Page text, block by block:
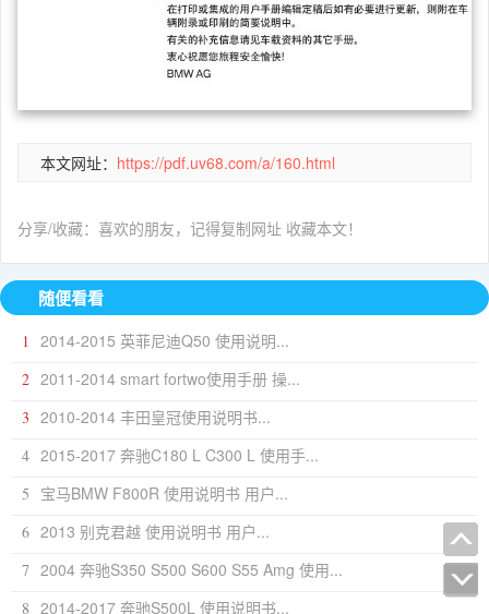
本文网址： https://pdf.uv68.com/a/160.html
分享/收藏：喜欢的朋友，记得复制网址 收藏本文！
随便看看
1 2014-2015 英菲尼迪Q50 使用说明...
2 2011-2014 smart fortwo使用手册 操...
3 2010-2014 丰田皇冠使用说明书...
4 2015-2017 奔驰C180 L C300 L 使用手...
5 宝马BMW F800R 使用说明书 用户...
6 2013 别克君越 使用说明书 用户...
7 2004 奔驰S350 S500 S600 S55 Amg 使用...
8 2014-2017 奔驰S500L 使用说明书...